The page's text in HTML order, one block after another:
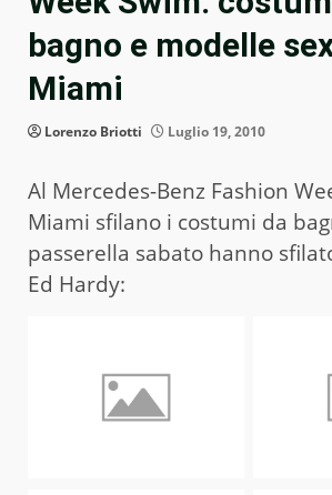
bagno e modelle
Miami
Lorenzo Briotti Luglio 19, 2010
Al Mercedes-Benz Fashion
Miami sfilano i costumi da
passerella sabato hanno
Ed Hardy: